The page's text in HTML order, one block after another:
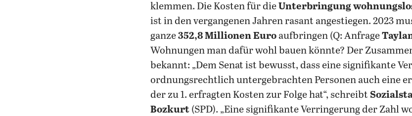
klemmen. Die Kosten für dieUnterbringung
ist in den vergangenen Jahren rasant angestiegen. 2023
ganze352,8 Millionen Euro aufbringen (Q: Anfrage
Wohnungen man dafür wohl bauen könnte? Der
bekannt: „Dem Senat ist bewusst, dass eine signifikante
ordnungsrechtlich untergebrachten Personen auch eine
der zu 1. erfragten Kosten zur Folge hat“, schreibt
Bozkurt (SPD). „Eine signifikante Verringerung der Zahl